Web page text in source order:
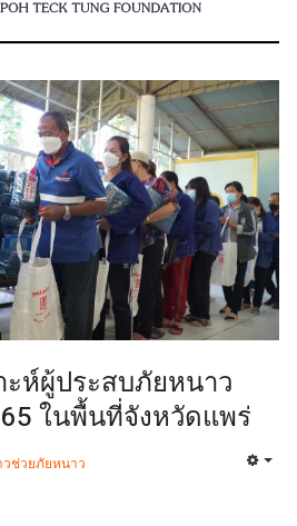
ะห์ผู้ประสบภัยหนาว
ในพื้นที่จังหวัดแพร่
ช่วยภัยหนาว